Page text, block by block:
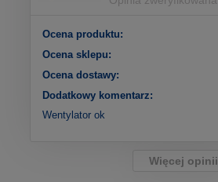
Ocena produktu:
Ocena sklepu:
Ocena dostawy:
Dodatkowy komentarz:
Wentylator ok
Więcej opinii